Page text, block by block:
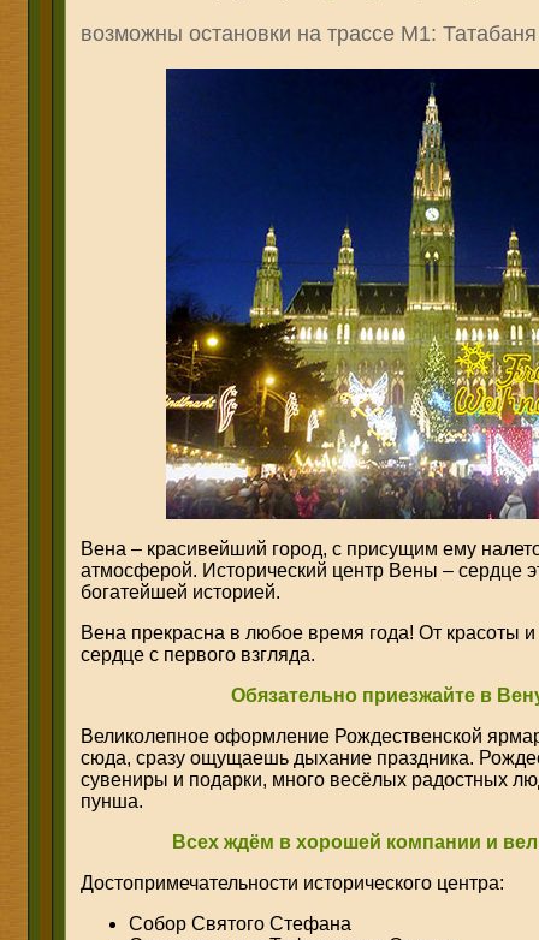
возможны остановки на трассе М1:
Вена – красивейший город, с присущим ему
атмосферой. Исторический центр Вены – сердце
богатейшей историей.
Вена прекрасна в любое время года! От красоты
сердце с первого взгляда.
Обязательно приезжайте в
Великолепное оформление Рождественской
сюда, сразу ощущаешь дыхание праздника.
сувениры и подарки, много весёлых радостных
пунша.
Всех ждём в хорошей компании и
Достопримечательности исторического центра:
Собор Святого Стефана